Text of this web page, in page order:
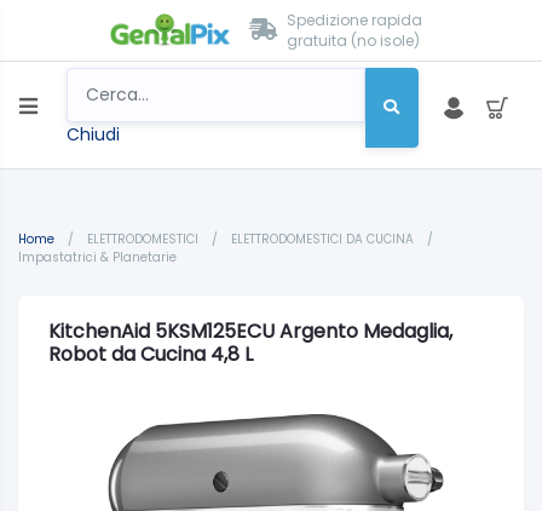
Spedizione rapida
gratuita (no isole)
Chiudi
Home / ELETTRODOMESTICI / ELETTRODOMESTICI DA CUCINA
/
Impastatrici & Planetarie
KitchenAid 5KSM125ECU Argento Medaglia,
Robot da Cucina 4,8 L